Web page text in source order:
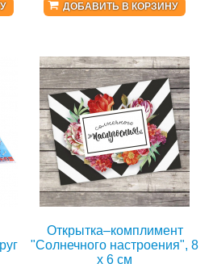
ДОБАВИТЬ В КОРЗИНУ
Открытка–комплимент
"Солнечного настроения", 8
х 6 см